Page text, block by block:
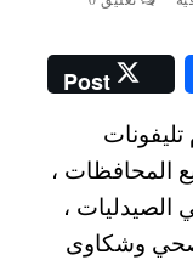
Post
المحافظات ،
الصيدليات ،
وشكاوى